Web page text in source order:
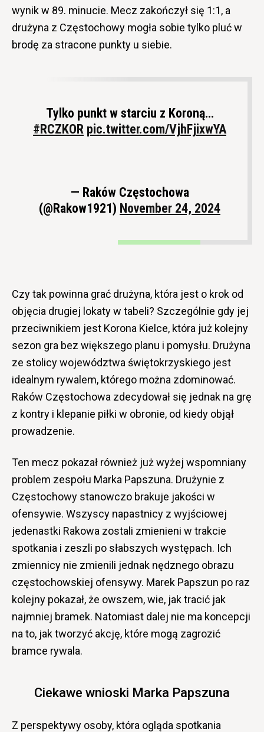
wynik w 89. minucie. Mecz zakończył się 1:1, a
drużyna z Częstochowy mogła sobie tylko pluć w
brodę za stracone punkty u siebie.
Tylko punkt w starciu z Koroną…
#RCZKOR pic.twitter.com/VjhFjixwYA
— Raków Częstochowa
(@Rakow1921) November 24, 2024
Czy tak powinna grać drużyna, która jest o krok od
objęcia drugiej lokaty w tabeli? Szczególnie gdy jej
przeciwnikiem jest Korona Kielce, która już kolejny
sezon gra bez większego planu i pomysłu. Drużyna
ze stolicy województwa świętokrzyskiego jest
idealnym rywalem, którego można zdominować.
Raków Częstochowa zdecydował się jednak na grę
z kontry i klepanie piłki w obronie, od kiedy objął
prowadzenie.
Ten mecz pokazał również już wyżej wspomniany
problem zespołu Marka Papszuna. Drużynie z
Częstochowy stanowczo brakuje jakości w
ofensywie. Wszyscy napastnicy z wyjściowej
jedenastki Rakowa zostali zmienieni w trakcie
spotkania i zeszli po słabszych występach. Ich
zmiennicy nie zmienili jednak nędznego obrazu
częstochowskiej ofensywy. Marek Papszun po raz
kolejny pokazał, że owszem, wie, jak tracić jak
najmniej bramek. Natomiast dalej nie ma koncepcji
na to, jak tworzyć akcję, które mogą zagrozić
bramce rywala.
Ciekawe wnioski Marka Papszuna
Z perspektywy osoby, która ogląda spotkania